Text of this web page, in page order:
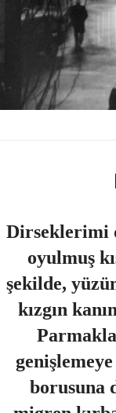
Dirseklerimi
oyulmuş
şekilde,
kızgın
borusuna